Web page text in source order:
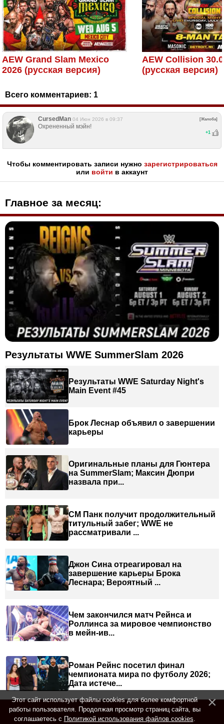
AEW Grand Slam Mexico
2026 (русская версия)
AEW Collision
(русская версия)
Всего комментариев: 1
CursedMan 04 Июн 2026 в 09:37 [Жалоба]
Охрененный мэйн!
+1
Чтобы комментировать записи нужно зарегистрироваться
или войти в аккаунт
Главное за месяц:
Результаты WWE SummerSlam 2026
Результаты WWE Saturday Night's
Main Event #45
Брок Леснар объявил о завершении
карьеры
Оригинальные планы для Гюнтера
на SummerSlam; Максин Дюпри
назвала при...
СМ Панк получит продолжительный
титульный забег; WWE не
рассматривали ...
Джон Сина отреагировал на
завершение карьеры Брока
Леснара; Вероятный ...
Чем закончился матч Рейнса и
Роллинса за мировое чемпионство
в мейн-ив...
Роман Рейнс посетил финал
чемпионата мира по футболу 2026;
Дата истече...
Этот сайт использует файлы cookies для более комфортной
работы пользователя. Продолжая просмотр страниц сайта, вы
соглашаетесь с Политикой использования файлов cookies.